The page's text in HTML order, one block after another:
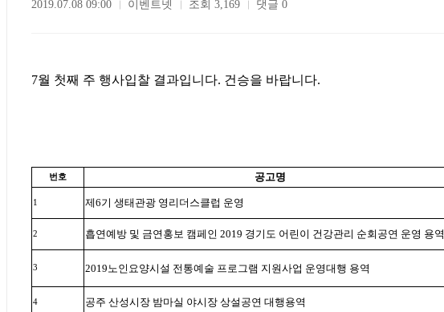
2019.07.08 09:00 이벤트넷 조회 3,169 댓글 0
7월 첫째 주 행사입찰 결과입니다. 건승을 바랍니다.
번호 공고명
1 제6기 생태관광 영리더스클럽 운영
2 흡연예방 및 금연홍보 캠페인 2019 경기도 어린이 건강관리 순회공연 운영 용역
3 2019노인요양시설 전통예술 프로그램 지원사업 운영대행 용역
4 공주 산성시장 밤마실 야시장 상설공연 대행용역